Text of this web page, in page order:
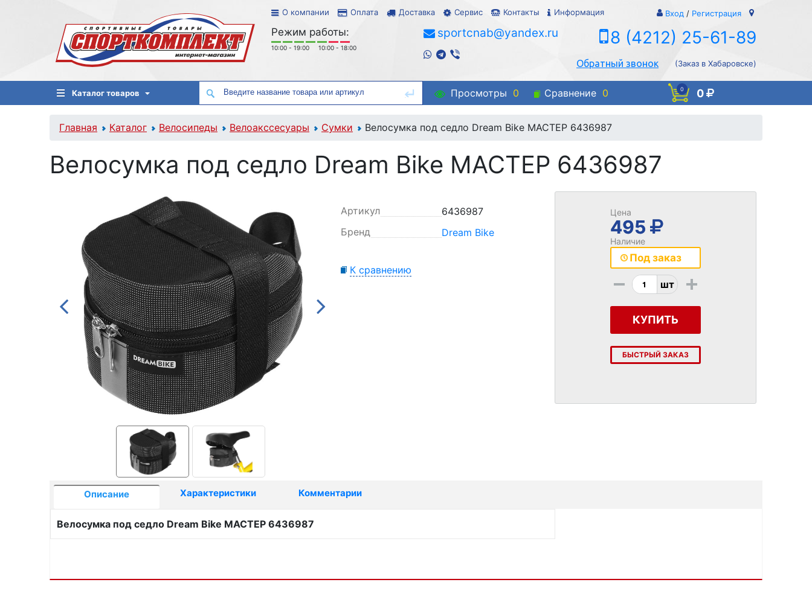
О компании Оплата Доставка Сервис Контакты Информация Вход / Регистрация
Режим работы:
10:00 - 19:00 10:00 - 18:00
sportcnab@yandex.ru 8 (4212) 25-61-89
Обратный звонок (Заказ в Хабаровске)
Каталог товаров Просмотры 0 Сравнение 0 0 0
Главная Каталог Велосипеды Велоакссесуары Сумки Велосумка под седло Dream Bike МАСТЕР 6436987
Велосумка под седло Dream Bike МАСТЕР 6436987
Артикул
6436987
Бренд
Dream Bike
К сравнению
Цена
495
Наличие
Под заказ
- шт +
КУПИТЬ
БЫСТРЫЙ ЗАКАЗ
Описание Характеристики Комментарии
Велосумка под седло Dream Bike МАСТЕР 6436987